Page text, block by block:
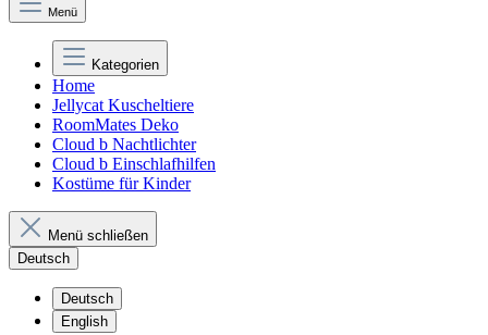
Menü
Kategorien
Home
Jellycat Kuscheltiere
RoomMates Deko
Cloud b Nachtlichter
Cloud b Einschlafhilfen
Kostüme für Kinder
Menü schließen
Deutsch
Deutsch
English